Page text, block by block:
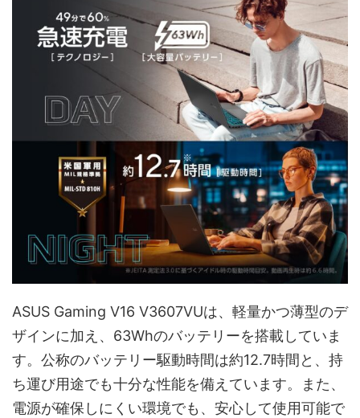
ASUS Gaming V16 V3607VUは、軽量かつ薄型のデ
ザインに加え、63Whのバッテリーを搭載していま
す。公称のバッテリー駆動時間は約12.7時間と、持
ち運び用途でも十分な性能を備えています。また、
電源が確保しにくい環境でも、安心して使用可能で